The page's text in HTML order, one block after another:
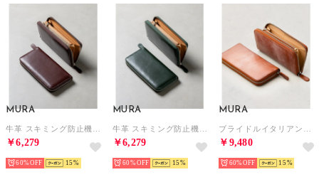
MURA
￥6,279
60% 15
MURA
￥6,279
60% 15
MURA
￥9,480
60% 15